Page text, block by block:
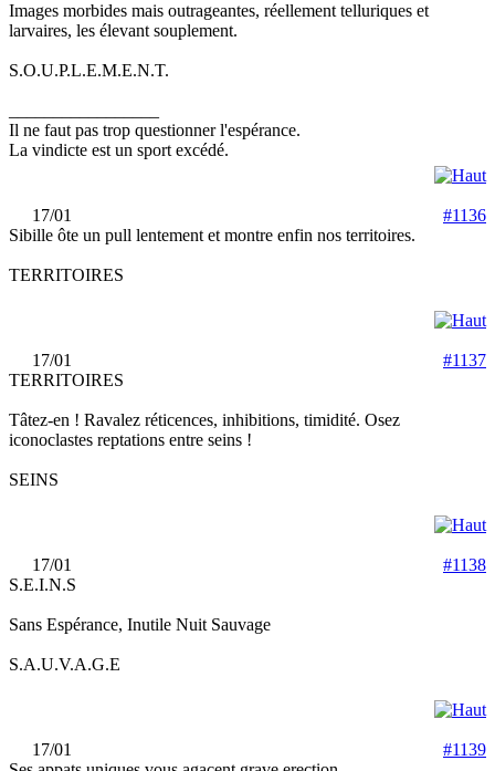
Images morbides mais outrageantes, réellement telluriques et
larvaires, les élevant souplement.
S.O.U.P.L.E.M.E.N.T.
Il ne faut pas trop questionner l'espérance.
La vindicte est un sport excédé.
17/01
#1136
Sibille ôte un pull lentement et montre enfin nos territoires.
TERRITOIRES
17/01
#1137
TERRITOIRES
Tâtez-en ! Ravalez réticences, inhibitions, timidité. Osez
iconoclastes reptations entre seins !
SEINS
17/01
#1138
S.E.I.N.S
Sans Espérance, Inutile Nuit Sauvage
S.A.U.V.A.G.E
17/01
#1139